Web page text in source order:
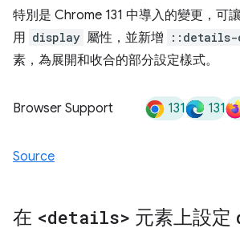
特別是 Chrome 131 中導入的變更，可
用 display 屬性，並新增 ::details-
素，為展開和收合的部分設定樣式。
Browser Support 131 131
Source
在 <details> 元素上設定